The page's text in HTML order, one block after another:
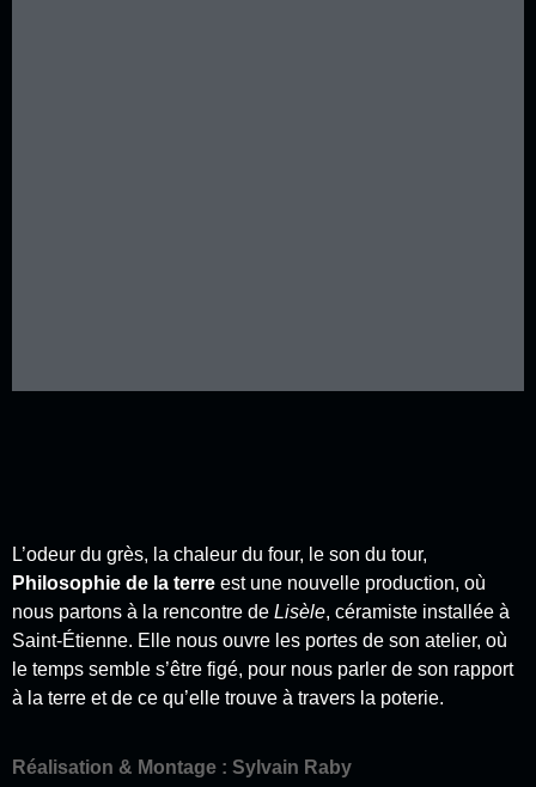
L’odeur du grès, la chaleur du four, le son du tour,
Philosophie de la terre est une nouvelle production, où
nous partons à la rencontre de Lisèle, céramiste installée à
Saint-Étienne. Elle nous ouvre les portes de son atelier, où
le temps semble s’être figé, pour nous parler de son rapport
à la terre et de ce qu’elle trouve à travers la poterie.
Réalisation & Montage : Sylvain Raby